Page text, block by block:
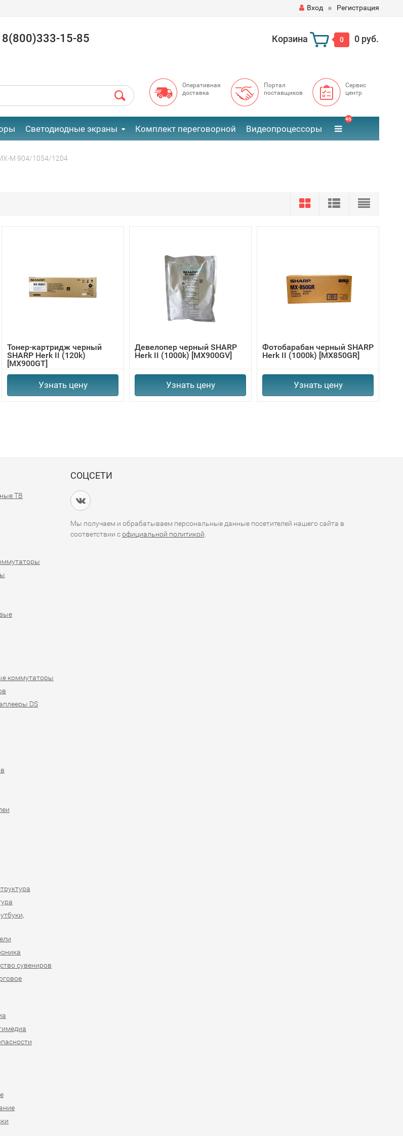
Вход Регистрация
8(800)333-15-85 Корзина 0 0 руб.
Оперативная
доставка
Портал
поставщиков
Сервис
центр
Светодиодные экраны Комплект переговорной Видеопроцессоры
46
M 904/1054/1204
Тонер-картридж черный
SHARP Herk II (120k)
[MX900GT]
Узнать цену
Девелопер черный SHARP
Herk II (1000k) [MX900GV]
Узнать цену
Фотобарабан черный SHARP
Herk II (1000k) [MX850GR]
Узнать цену
ТВ
коммутаторы
DS
сувениров
СОЦСЕТИ
Мы получаем и обрабатываем персональные данные посетителей нашего сайта в
соответствии софициальной политикой